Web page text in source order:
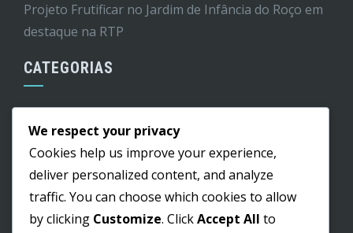
Projeto Frutificar no Jardim de Infância do Roço em
destaque na RTP
CATEGORIAS
Cultura
Educação
Informação
We respect your privacy
Cookies help us improve your experience,
deliver personalized content, and analyze
traffic. You can choose which cookies to allow
by clicking Customize. ClickAccept All to